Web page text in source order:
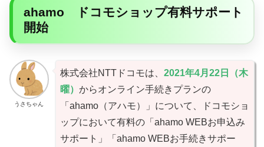
ahamo ドコモショップ有料サポート
開始
うさちゃん
株式会社NTTドコモは、 2021年4月22日（木
曜） からオンライン手続きプランの
「ahamo（アハモ）」について、ドコモショ
ップにおいて有料の「ahamo WEBお申込み
サポート」「ahamo WEBお手続きサポー